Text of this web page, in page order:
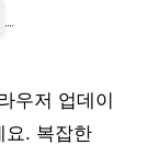
우저 업데이
요. 복잡한